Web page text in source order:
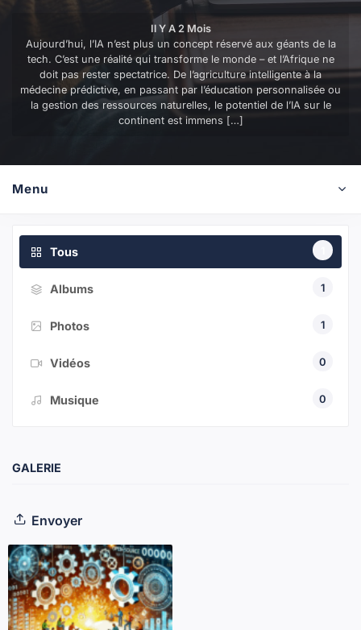
Il Y A 2 Mois
Aujourd’hui, l’IA n’est plus un concept réservé aux géants de la
tech. C’est une réalité qui transforme le monde – et l’Afrique ne
doit pas rester spectatrice. De l’agriculture intelligente à la
médecine prédictive, en passant par l’éducation personnalisée ou
la gestion des ressources naturelles, le potentiel de l’IA sur le
continent est immens […]
Menu
Tous
Albums 1
Photos 1
Vidéos 0
Musique 0
GALERIE
Envoyer